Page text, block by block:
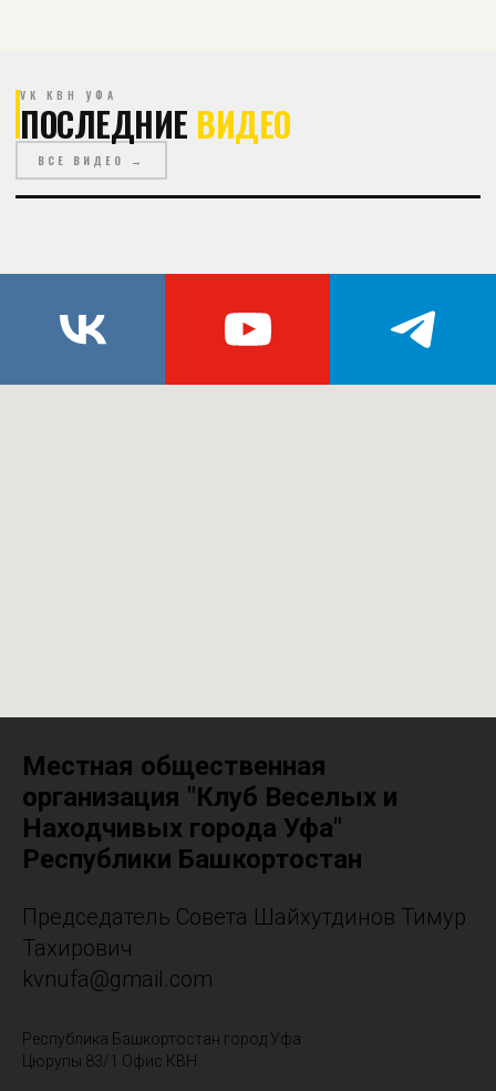
VK КВН УФА
ПОСЛЕДНИЕ ВИДЕО
ВСЕ ВИДЕО →
Местная общественная
организация "Клуб Веселых и
Находчивых города Уфа"
Республики Башкортостан
Председатель Совета Шайхутдинов Тимур
Тахирович
kvnufa@gmail.com
Республика Башкортостан город Уфа
Цюрупы 83/1 Офис КВН